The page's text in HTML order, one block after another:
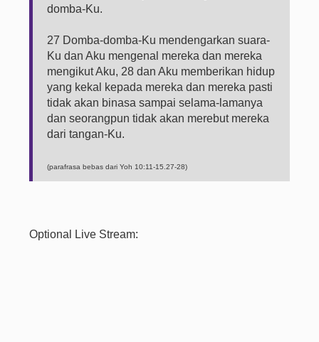
domba-Ku.
27 Domba-domba-Ku mendengarkan suara-
Ku dan Aku mengenal mereka dan mereka
mengikut Aku, 28 dan Aku memberikan hidup
yang kekal kepada mereka dan mereka pasti
tidak akan binasa sampai selama-lamanya
dan seorangpun tidak akan merebut mereka
dari tangan-Ku.
(parafrasa bebas dari Yoh 10:11-15.27-28)
Optional Live Stream: